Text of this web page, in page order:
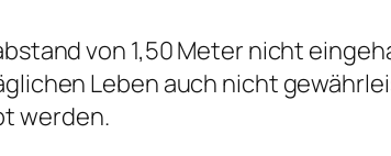
von 1,50 Meter nicht
Leben auch nicht
werden.